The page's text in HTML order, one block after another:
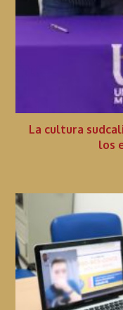
La cultura
los